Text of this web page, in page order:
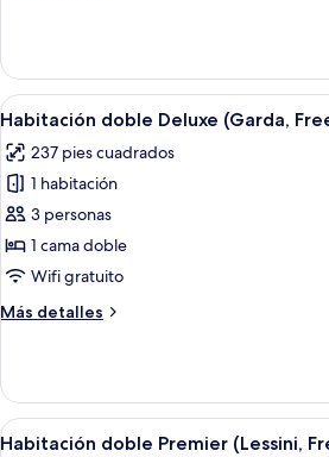
Deluxe
Twin
Abrir
todas
las
fotos
de
Habitación
doble
(Garda,
Signature
Cocktail)
25
Habitación doble Deluxe (Garda,
237 pies cuadrados
1 habitación
3 personas
1 cama doble
Wifi gratuito
Más detalles
Más
doble
Deluxe
(Garda,
Abrir
19
Habitación doble Premier (Lessini,